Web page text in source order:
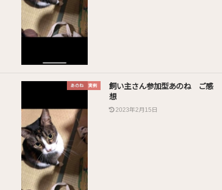
あのね 実例
飼い主さん参加型あのね ご感
想
2023年2月15日